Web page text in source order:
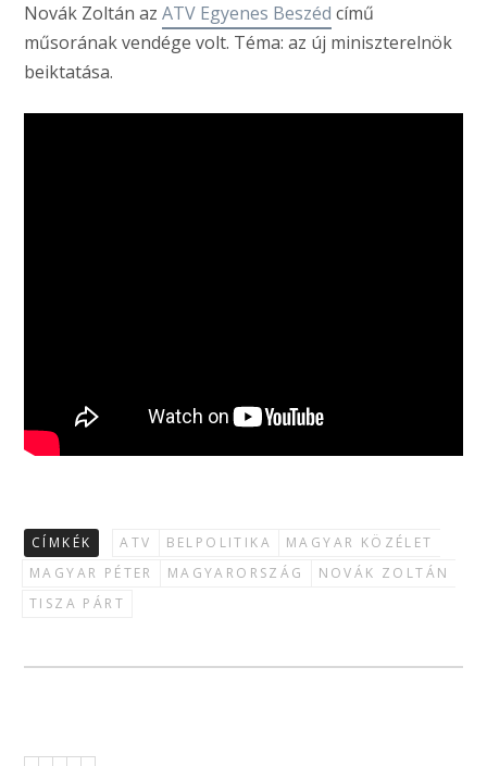
Novák Zoltán az ATV Egyenes Beszéd című
műsorának vendége volt. Téma: az új miniszterelnök
beiktatása.
CÍMKÉK ATV BELPOLITIKA
MAGYAR KÖZÉLET
MAGYAR PÉTER
MAGYARORSZÁG
NOVÁK ZOLTÁN
TISZA PÁRT